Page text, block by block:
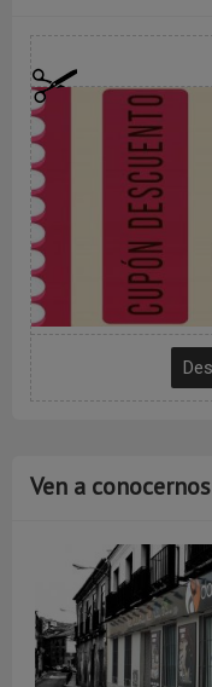
Ven a conocernos